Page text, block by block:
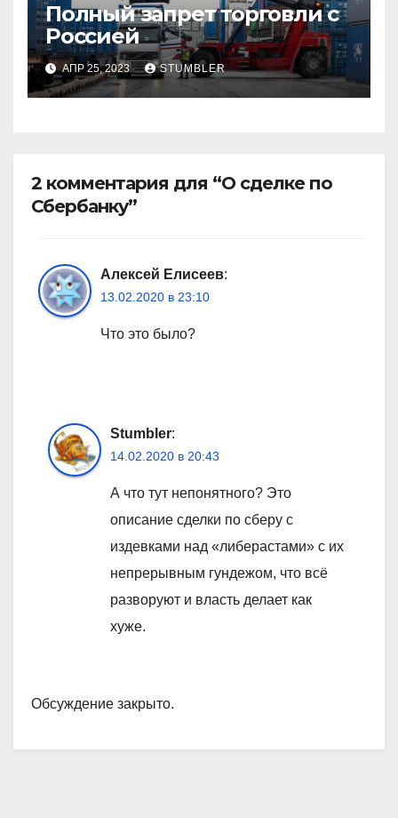
Полный запрет торговли с
Россией
АПР 25, 2023 STUMBLER
2 комментария для “О сделке по
Сбербанку”
Алексей Елисеев:
13.02.2020 в 23:10
Что это было?
Stumbler:
14.02.2020 в 20:43
А что тут непонятного? Это
описание сделки по сберу с
издевками над «либерастами» с их
непрерывным гундежом, что всё
разворуют и власть делает как
хуже.
Обсуждение закрыто.